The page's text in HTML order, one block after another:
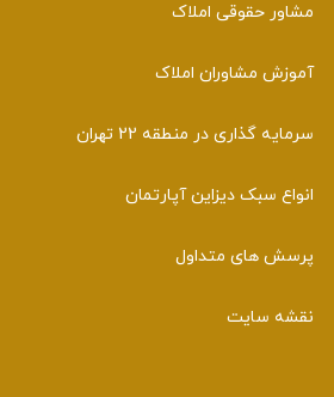
مشاور حقوقی املاک
آموزش مشاوران املاک
سرمایه گذاری در منطقه 22 تهران
انواع سبک دیزاین آپارتمان
پرسش های متداول
نقشه سایت